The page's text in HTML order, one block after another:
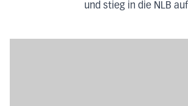
und stieg in die NLB